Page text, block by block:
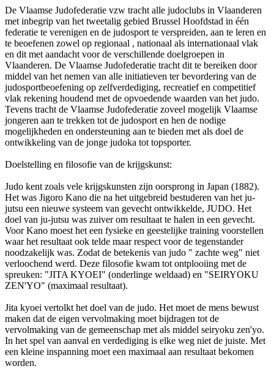
De Vlaamse Judofederatie vzw tracht alle judoclubs in Vlaanderen
met inbegrip van het tweetalig gebied Brussel Hoofdstad in één
federatie te verenigen en de judosport te verspreiden, aan te leren en
te beoefenen zowel op regionaal , nationaal als internationaal vlak
en dit met aandacht voor de verschillende doelgroepen in
Vlaanderen. De Vlaamse Judofederatie tracht dit te bereiken door
middel van het nemen van alle initiatieven ter bevordering van de
judosportbeoefening op zelfverdediging, recreatief en competitief
vlak rekening houdend met de opvoedende waarden van het judo.
Tevens tracht de Vlaamse Judofederatie zoveel mogelijk Vlaamse
jongeren aan te trekken tot de judosport en hen de nodige
mogelijkheden en ondersteuning aan te bieden met als doel de
ontwikkeling van de jonge judoka tot topsporter.
Doelstelling en filosofie van de krijgskunst:
Judo kent zoals vele krijgskunsten zijn oorsprong in Japan (1882).
Het was Jigoro Kano die na het uitgebreid bestuderen van het ju-
jutsu een nieuwe systeem van gevecht ontwikkelde, JUDO. Het
doel van ju-jutsu was zuiver om resultaat te halen in een gevecht.
Voor Kano moest het een fysieke en geestelijke training voorstellen
waar het resultaat ook telde maar respect voor de tegenstander
noodzakelijk was. Zodat de betekenis van judo " zachte weg" niet
verloochend werd. Deze filosofie kwam tot ontplooiing met de
spreuken: "JITA KYOEI" (onderlinge weldaad) en "SEIRYOKU
ZEN'YO" (maximaal resultaat).
Jita kyoei vertolkt het doel van de judo. Het moet de mens bewust
maken dat de eigen vervolmaking moet bijdragen tot de
vervolmaking van de gemeenschap met als middel seiryoku zen'yo.
In het spel van aanval en verdediging is elke weg niet de juiste. Met
een kleine inspanning moet een maximaal aan resultaat bekomen
worden.